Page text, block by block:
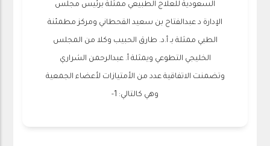
السعودية للعلاج الطبيعي ممثلة برئيس مجلس
الإدارة د عبدالفتاح بن سعيد القحطاني ومركز مطمئنة
الطبي ممثلة بـ أ.د. طارق الحبيب وكلا من المجلس
الخليجي التطوعي ويمثلة أ. عبدالرحمن الشراري
وتضمنت الاتفاقية عدد من الأمتيازات لأعضاء الجمعية
وهي كالتالي: 1-